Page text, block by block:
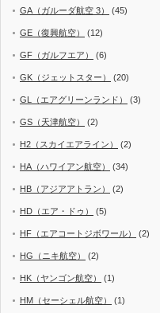
GA（ガルーダ航空 3） (45)
GE（復興航空） (12)
GF（ガルフエア） (6)
GK（ジェットスター） (20)
GL（エアグリーンランド） (3)
GS（天津航空） (2)
H2（スカイエアライン） (2)
HA（ハワイアン航空） (34)
HB（アジアアトラン） (2)
HD（エア・ドゥ） (5)
HF（エアコートジボワール） (2)
HG（ニキ航空） (2)
HK（ヤンゴン航空） (1)
HM（セーシェル航空） (1)